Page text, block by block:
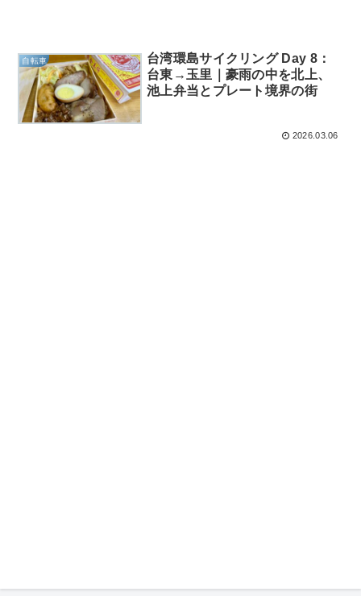
自転車
台湾環島サイクリング Day 8：
台東→玉里｜豪雨の中を北上、
池上弁当とプレート境界の街
2026.03.06